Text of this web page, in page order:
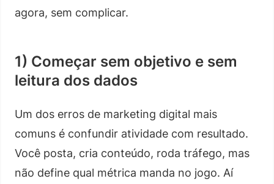
agora, sem complicar.
1) Começar sem objetivo e sem
leitura dos dados
Um dos erros de marketing digital mais
comuns é confundir atividade com resultado.
Você posta, cria conteúdo, roda tráfego, mas
não define qual métrica manda no jogo. Aí